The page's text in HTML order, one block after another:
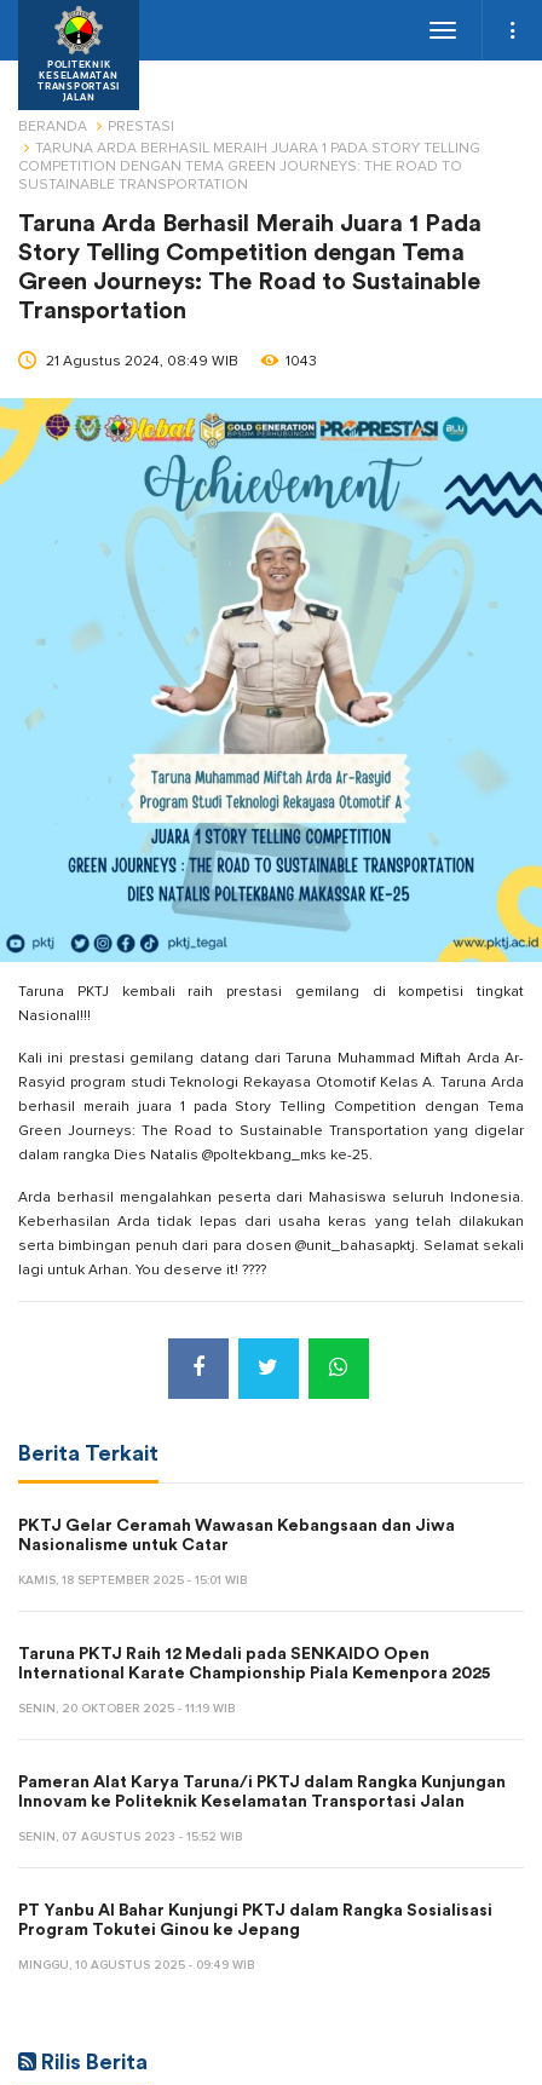
POLITEKNIK
KESELAMATAN
TRANSPORTASI
JALAN
Toggle
BERANDA
PRESTASI
TARUNA ARDA BERHASIL MERAIH JUARA 1 PADA STORY TELLING
COMPETITION DENGAN TEMA GREEN JOURNEYS: THE ROAD TO
SUSTAINABLE TRANSPORTATION
Taruna Arda Berhasil Meraih Juara 1 Pada
Story Telling Competition dengan Tema
Green Journeys: The Road to Sustainable
Transportation
21 Agustus 2024, 08:49 WIB 1043
Taruna PKTJ kembali raih prestasi gemilang di kompetisi tingkat
Nasional!!!
Kali ini prestasi gemilang datang dari Taruna Muhammad Miftah Arda Ar-
Rasyid program studi Teknologi Rekayasa Otomotif Kelas A. Taruna Arda
berhasil meraih juara 1 pada Story Telling Competition dengan Tema
Green Journeys: The Road to Sustainable Transportation yang digelar
dalam rangka Dies Natalis @poltekbang_mks ke-25.
Arda berhasil mengalahkan peserta dari Mahasiswa seluruh Indonesia.
Keberhasilan Arda tidak lepas dari usaha keras yang telah dilakukan
serta bimbingan penuh dari para dosen @unit_bahasapktj. Selamat sekali
lagi untuk Arhan. You deserve it! ????
Berita Terkait
PKTJ Gelar Ceramah Wawasan Kebangsaan dan Jiwa
Nasionalisme untuk Catar
KAMIS, 18 SEPTEMBER 2025 - 15:01 WIB
Taruna PKTJ Raih 12 Medali pada SENKAIDO Open
International Karate Championship Piala Kemenpora 2025
SENIN, 20 OKTOBER 2025 - 11:19 WIB
Pameran Alat Karya Taruna/i PKTJ dalam Rangka Kunjungan
Innovam ke Politeknik Keselamatan Transportasi Jalan
SENIN, 07 AGUSTUS 2023 - 15:52 WIB
PT Yanbu Al Bahar Kunjungi PKTJ dalam Rangka Sosialisasi
Program Tokutei Ginou ke Jepang
MINGGU, 10 AGUSTUS 2025 - 09:49 WIB
Rilis Berita